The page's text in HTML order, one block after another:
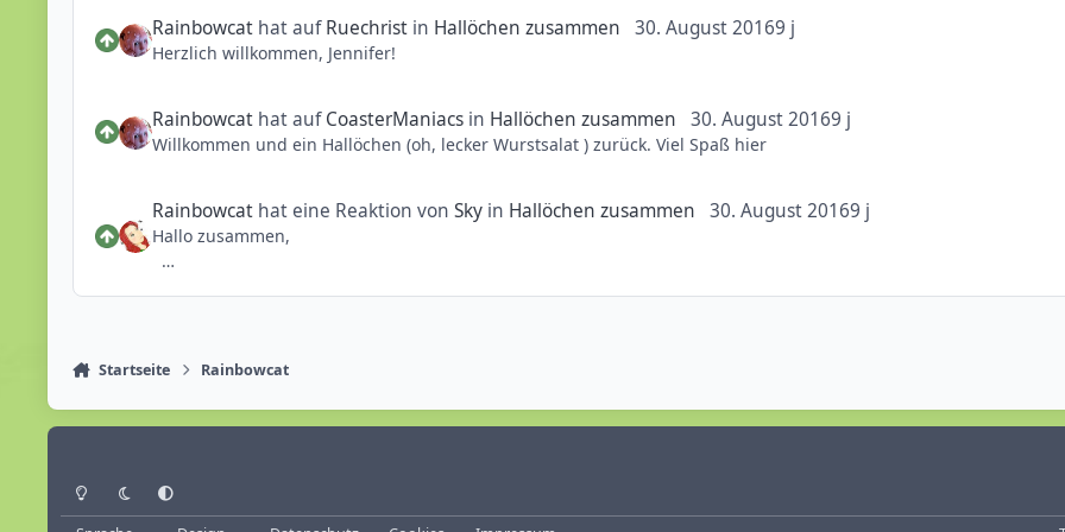
Rainbowcat hat aufRuechrist in Hallöchen zusammen 30. August 20169 j
Herzlich willkommen, Jennifer!
Rainbowcat hat aufCoasterManiacs in Hallöchen zusammen 30. August 20169 j
Willkommen und ein Hallöchen (oh, lecker Wurstsalat ) zurück. Viel Spaß hier
Rainbowcat hat eine Reaktion vonSky in Hallöchen zusammen 30. August 20169 j
Hallo zusammen,
Besonders das Phantasialand hat mich in seinen Bann gezogen.
Auch heute noch liebe ich das Phantasialand mit dem unterschied das ich die Attraktionen nun auch fahre .
Startseite Rainbowcat
Heller ModusDunkler ModusSystemeinstellung